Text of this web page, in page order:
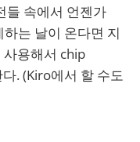
들 속에서 언젠가
는 날이 온다면 지
사용해서 chip
. (Kiro에서 할 수도